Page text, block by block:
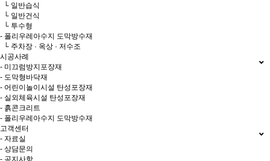
└ 일반습식
└ 일반건식
└ 투수형
- 폴리우레아수지 도막방수재
└ 주차장 · 옥상 · 저수조
시공사례
- 미끄럼방지포장재
- 도막형바닥재
- 어린이놀이시설 탄성포장재
- 실외체육시설 탄성포장재
- 흙콘크리트
- 폴리우레아수지 도막방수재
고객센터
- 자료실
- 상담문의
- 공지사항